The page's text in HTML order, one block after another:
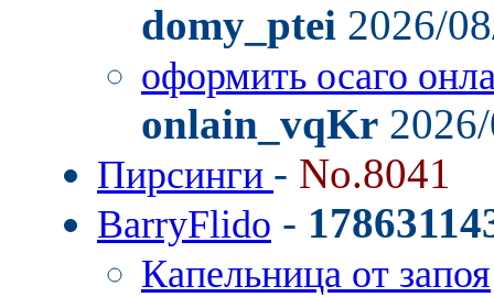
domy_ptei 2026/
оформить осаго
onlain_vqKr
Пирсинги - No.8041
BarryFlido -
Капельница от запоя